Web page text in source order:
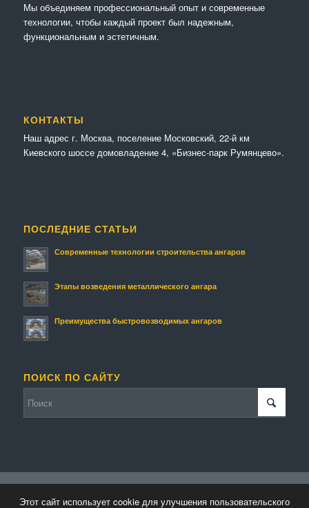
Мы объединяем профессиональный опыт и современные
технологии, чтобы каждый проект был надежным,
функциональным и эстетичным.
КОНТАКТЫ
Наш адрес г. Москва, поселение Московский, 22-й км
Киевского шоссе домовладение 4, «Бизнес-парк Румянцево».
ПОСЛЕДНИЕ СТАТЬИ
Современные технологии строительства ангаров
Этапы возведения металлического ангара
Преимущества быстровозводимых ангаров
ПОИСК ПО САЙТУ
powered by Enfold WordPress Theme
Этот сайт использует cookie для улучшения пользовательского